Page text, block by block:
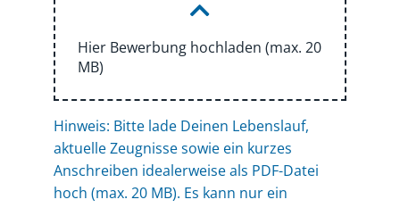
Hier Bewerbung hochladen (max. 20
MB)
Hinweis: Bitte lade Deinen Lebenslauf,
aktuelle Zeugnisse sowie ein kurzes
Anschreiben idealerweise als PDF-Datei
hoch (max. 20 MB). Es kann nur ein